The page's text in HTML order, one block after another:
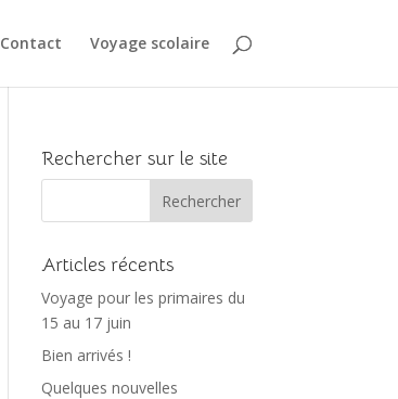
Contact Voyage scolaire
Rechercher sur le site
Articles récents
Voyage pour les primaires du
15 au 17 juin
Bien arrivés !
Quelques nouvelles